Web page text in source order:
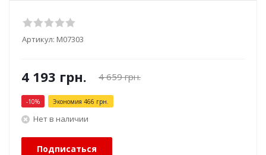
Артикул: М07303
4 193 грн. 4 659грн.
-10% Экономия 466 грн.
Нет в наличии
Подписаться